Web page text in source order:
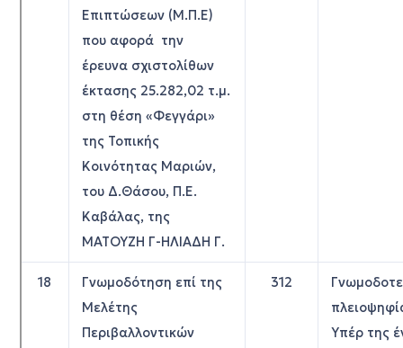
Επιπτώσεων (Μ.Π.Ε)
που αφορά την
έρευνα σχιστολίθων
έκτασης 25.282,02 τ.μ.
στη θέση «Φεγγάρι»
της Τοπικής
Κοινότητας Μαριών,
του Δ.Θάσου, Π.Ε.
Καβάλας, της
ΜΑΤΟΥΖΗ Γ-ΗΛΙΑΔΗ Γ.
18
Γνωμοδότηση επί της
Μελέτης
Περιβαλλοντικών
312
Υπέρ της